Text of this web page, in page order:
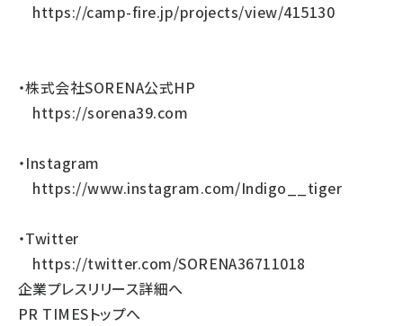
https://camp-fire.jp/projects/view/415130
・株式会社SORENA公式HP
https://sorena39.com
・Instagram
https://www.instagram.com/Indigo__tiger
・Twitter
https://twitter.com/SORENA36711018
企業プレスリリース詳細へ
PR TIMESトップへ